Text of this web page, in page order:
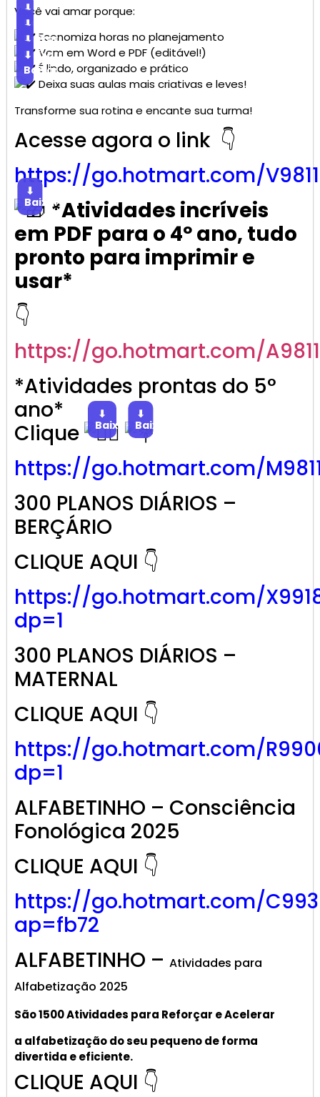
Você vai amar porque:
⬇
Baixar
Economiza horas no planejamento
⬇
Baixar
Vem em Word e PDF (editável!)
⬇
Baixar
É lindo, organizado e prático
⬇
Baixar
Deixa suas aulas mais criativas e leves!
Transforme sua rotina e encante sua turma!
Acesse agora o link 👇
https://go.hotmart.com/
⬇
Baixar*Atividades incríveis
em PDF para o 4º ano, tudo
pronto para imprimir e
usar*
👇
https://go.hotmart.com/
*Atividades prontas do 5°
ano*
Clique
⬇
Baixar
⬇
Baixar
https://go.hotmart.com/
300 PLANOS DIÁRIOS –
BERÇÁRIO
CLIQUE AQUI 👇
https://go.hotmart.com/
dp=1
300 PLANOS DIÁRIOS –
MATERNAL
CLIQUE AQUI 👇
https://go.hotmart.com/
dp=1
ALFABETINHO – Consciência
Fonológica 2025
CLIQUE AQUI 👇
https://go.hotmart.com/
ap=fb72
ALFABETINHO – Atividades para
Alfabetização 2025
São 1500 Atividades para Reforçar e Acelerar
a alfabetizaçãodo seu pequeno de forma
divertida e eficiente.
CLIQUE AQUI 👇